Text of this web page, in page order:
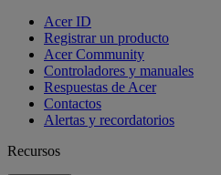
Acer ID
Registrar un producto
Acer Community
Controladores y manuales
Respuestas de Acer
Contactos
Alertas y recordatorios
Recursos